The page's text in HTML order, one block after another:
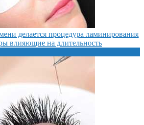
делается процедура ламинирования
влияющие на длительность